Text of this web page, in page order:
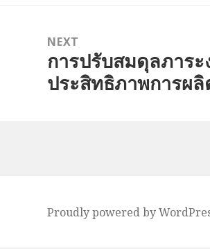
NEXT
Next
post:
การปรับสมดุลภาร
ประสิทธิภาพการ
Proudly powered by